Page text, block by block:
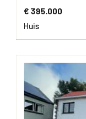
€ 395.000
Huis